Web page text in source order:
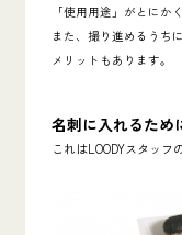
「使用用途」がとにか
また、撮り進めるうち
メリットもあります。
名刺に入れるため
これはLOODYスタッ